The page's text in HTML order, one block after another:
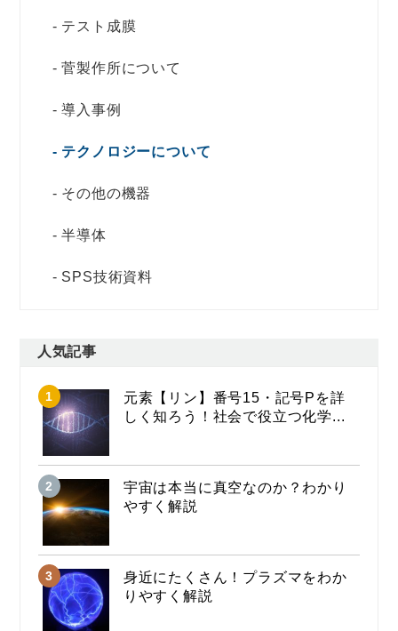
テスト成膜
菅製作所について
導入事例
テクノロジーについて
その他の機器
半導体
SPS技術資料
人気記事
元素【リン】番号15・記号Pを詳
しく知ろう！社会で役立つ化学...
宇宙は本当に真空なのか？わかり
やすく解説
身近にたくさん！プラズマをわか
りやすく解説